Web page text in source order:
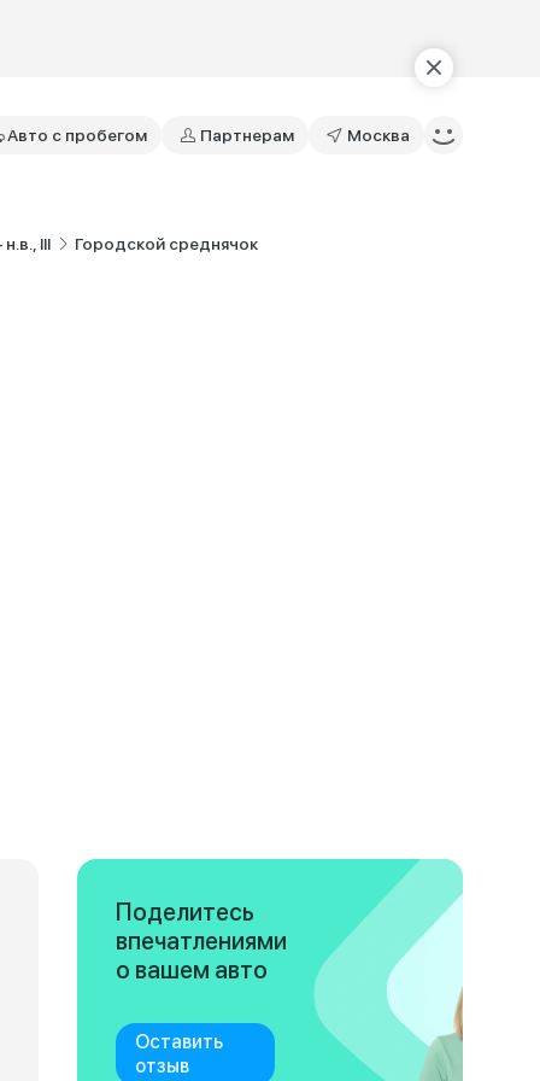
Авто с пробегом Партнерам Москва
III Городской среднячок
Поделитесь
впечатлениями
о вашем авто
Оставить
отзыв